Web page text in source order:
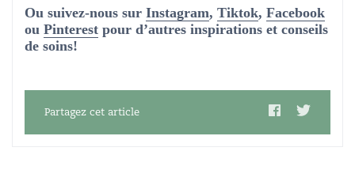
Ou suivez-nous sur Instagram, Tiktok, Facebook
ou Pinterest pour d’autres inspirations et conseils
de soins!
Partagez cet article